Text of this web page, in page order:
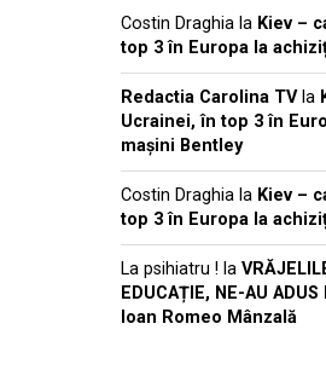
Costin Draghia la Kiev –
top 3 în Europa la
Redactia Carolina TVla
Ucrainei, în top 3 în
mașini Bentley
Costin Draghia la Kiev –
top 3 în Europa la
La psihiatru ! la
EDUCAȚIE, NE-AU
Ioan Romeo Mânzală